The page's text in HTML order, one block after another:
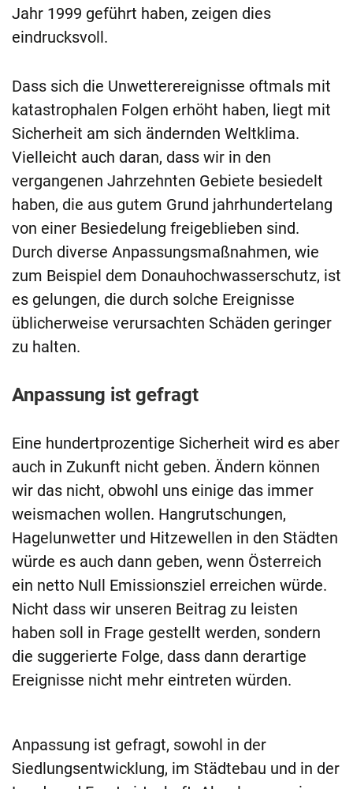
Jahr 1999 geführt haben, zeigen dies
eindrucksvoll.
Dass sich die Unwetterereignisse oftmals mit
katastrophalen Folgen erhöht haben, liegt mit
Sicherheit am sich ändernden Weltklima.
Vielleicht auch daran, dass wir in den
vergangenen Jahrzehnten Gebiete besiedelt
haben, die aus gutem Grund jahrhundertelang
von einer Besiedelung freigeblieben sind.
Durch diverse Anpassungsmaßnahmen, wie
zum Beispiel dem Donauhochwasserschutz, ist
es gelungen, die durch solche Ereignisse
üblicherweise verursachten Schäden geringer
zu halten.
Anpassung ist gefragt
Eine hundertprozentige Sicherheit wird es aber
auch in Zukunft nicht geben. Ändern können
wir das nicht, obwohl uns einige das immer
weismachen wollen. Hangrutschungen,
Hagelunwetter und Hitzewellen in den Städten
würde es auch dann geben, wenn Österreich
ein netto Null Emissionsziel erreichen würde.
Nicht dass wir unseren Beitrag zu leisten
haben soll in Frage gestellt werden, sondern
die suggerierte Folge, dass dann derartige
Ereignisse nicht mehr eintreten würden.
Anpassung ist gefragt, sowohl in der
Siedlungsentwicklung, im Städtebau und in der